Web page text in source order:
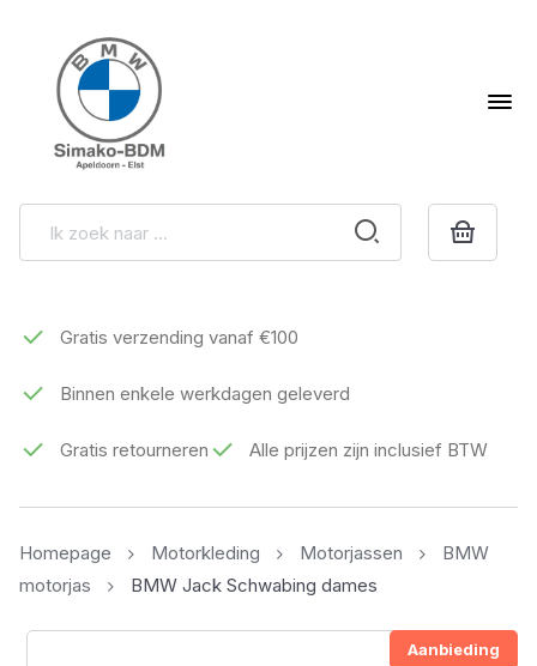
Gratis verzending vanaf €100
Binnen enkele werkdagen geleverd
Gratis retourneren Alle prijzen zijn inclusief BTW
Homepage Motorkleding Motorjassen
BMW
motorjas
BMW Jack Schwabing dames
Aanbieding